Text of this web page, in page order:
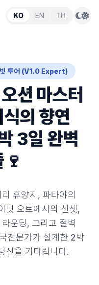
KO EN TH
투어 (V1.0 Expert)
션 마스터
의 향연
3일 완벽
휴양지, 파타야의
빗 요트에서의 선셋,
운딩, 그리고 절벽
전문가가 설계한 2박
신을 기다립니다.